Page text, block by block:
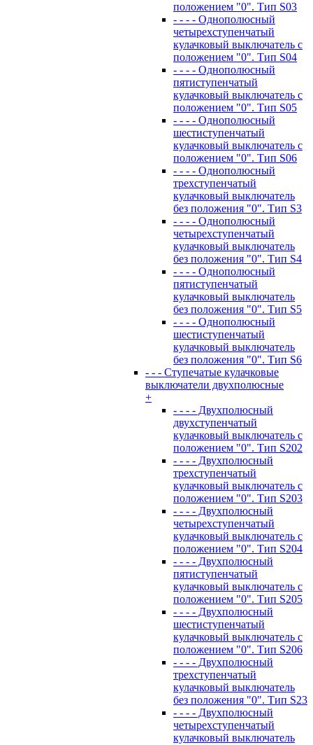
положением "0". Тип S03
- - - - Однополюсный
четырехступенчатый
кулачковый выключатель с
положением "0". Тип S04
- - - - Однополюсный
пятиступенчатый
кулачковый выключатель с
положением "0". Тип S05
- - - - Однополюсный
шестиступенчатый
кулачковый выключатель с
положением "0". Тип S06
- - - - Однополюсный
трехступенчатый
кулачковый выключатель
без положения "0". Тип S3
- - - - Однополюсный
четырехступенчатый
кулачковый выключатель
без положения "0". Тип S4
- - - - Однополюсный
пятиступенчатый
кулачковый выключатель
без положения "0". Тип S5
- - - - Однополюсный
шестиступенчатый
кулачковый выключатель
без положения "0". Тип S6
- - - Ступечатые кулачковые
выключатели двухполюсные
+
- - - - Двухполюсный
двухступенчатый
кулачковый выключатель с
положением "0". Тип S202
- - - - Двухполюсный
трехступенчатый
кулачковый выключатель с
положением "0". Тип S203
- - - - Двухполюсный
четырехступенчатый
кулачковый выключатель с
положением "0". Тип S204
- - - - Двухполюсный
пятиступенчатый
кулачковый выключатель с
положением "0". Тип S205
- - - - Двухполюсный
шестиступенчатый
кулачковый выключатель с
положением "0". Тип S206
- - - - Двухполюсный
трехступенчатый
кулачковый выключатель
без положения "0". Тип S23
- - - - Двухполюсный
четырехступенчатый
кулачковый выключатель